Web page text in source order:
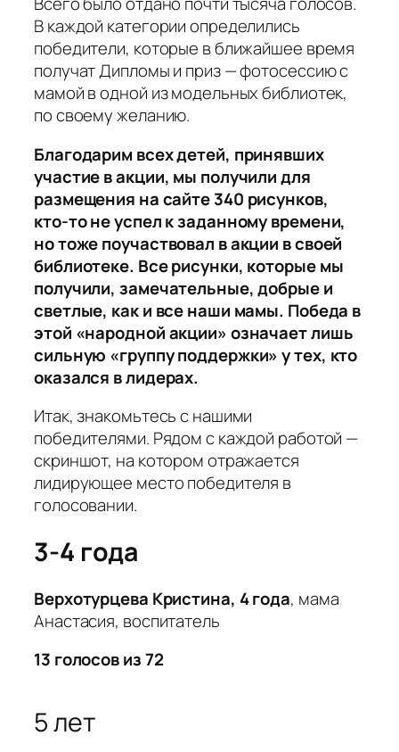
В каждой категории определились
победители, которые в ближайшее время
получат Дипломы и приз — фотосессию с
мамой в одной из модельных библиотек,
по своему желанию.
Благодарим всех детей, принявших
участие в акции, мы получили для
размещения на сайте 340 рисунков,
кто-то не успел к заданному времени,
но тоже поучаствовал в акции в своей
библиотеке. Все рисунки, которые мы
получили, замечательные, добрые и
светлые, как и все наши мамы. Победа в
этой «народной акции» означает лишь
сильную «группу поддержки» у тех, кто
оказался в лидерах.
Итак, знакомьтесь с нашими
победителями. Рядом с каждой работой —
скриншот, на котором отражается
лидирующее место победителя в
голосовании.
3-4 года
Верхотурцева Кристина, 4 года, мама
Анастасия, воспитатель
13 голосов из 72
5 лет